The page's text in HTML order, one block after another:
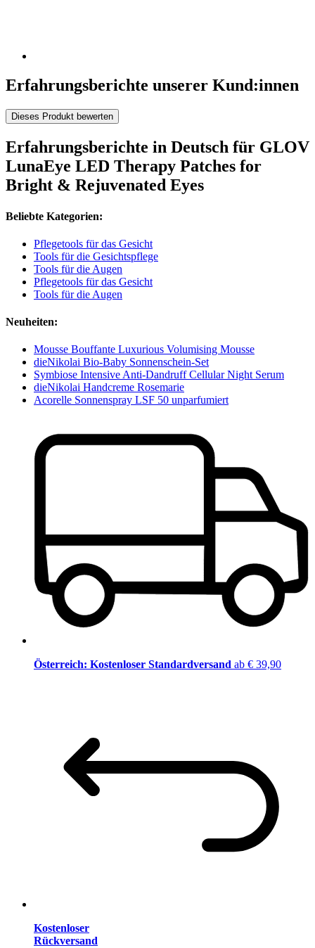
Erfahrungsberichte unserer Kund:innen
Dieses Produkt bewerten
Erfahrungsberichte in Deutsch für GLOV
LunaEye LED Therapy Patches for
Bright & Rejuvenated Eyes
Beliebte Kategorien:
Pflegetools für das Gesicht
Tools für die Gesichtspflege
Tools für die Augen
Pflegetools für das Gesicht
Tools für die Augen
Neuheiten:
Mousse Bouffante Luxurious Volumising Mousse
dieNikolai Bio-Baby Sonnenschein-Set
Symbiose Intensive Anti-Dandruff Cellular Night Serum
dieNikolai Handcreme Rosemarie
Acorelle Sonnenspray LSF 50 unparfumiert
Österreich: Kostenloser Standardversand ab € 39,90
Kostenloser
Rückversand